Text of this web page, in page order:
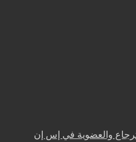
والعضوية في إس إن